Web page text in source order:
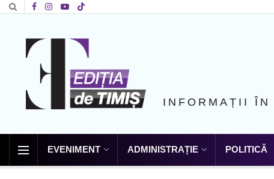
INFORMAȚII ÎN
EVENIMENT ADMINISTRAȚIE POLITICĂ